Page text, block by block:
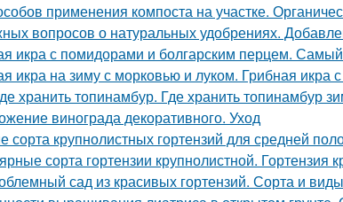
применения компоста на участке.
вопросов о натуральных удобрениях.
икра с помидорами и болгарским перцем.
икра на зиму с морковью и луком. Грибная икра
хранить топинамбур. Где хранить топинамбур
винограда декоративного. Уход
сорта крупнолистных гортензий для средней
сорта гортензии крупнолистной. Гортензия
сад из красивых гортензий. Сорта и